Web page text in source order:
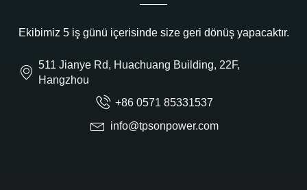
Ekibimiz 5 iş günü içerisinde size geri dönüş yapacaktır.
511 Jianye Rd, Huachuang Building, 22F,
Hangzhou
+86 0571 85331537
info@tpsonpower.com